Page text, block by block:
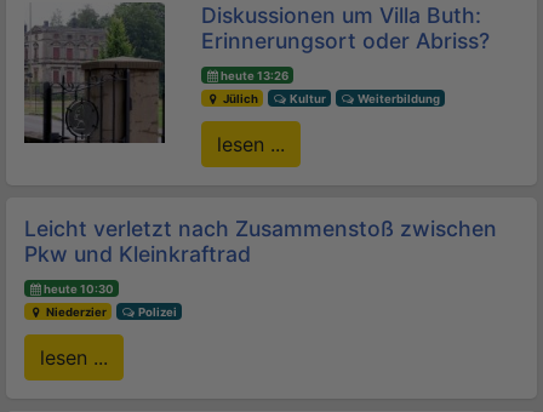
Diskussionen um Villa Buth:
Erinnerungsort oder Abriss?
heute 13:26
Jülich
Kultur Weiterbildung
lesen ...
Leicht verletzt nach Zusammenstoß zwischen
Pkw und Kleinkraftrad
heute 10:30
Niederzier
Polizei
lesen ...